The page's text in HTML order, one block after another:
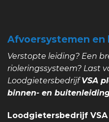
Afvoersystemen en
Verstopte leiding? Een
rioleringssysteem? Last
LoodgietersbedrijfVSA
binnen- en
Loodgietersbedrijf VSA